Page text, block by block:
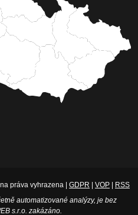
práva vyhrazena | GDPR VOP
RSS
automatizované analýzy, je bez
s.r.o. zakázáno.